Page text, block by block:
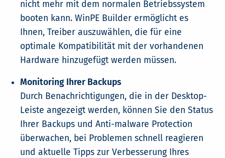
nicht mehr mit dem normalen Betriebssystem
booten kann. WinPE Builder ermöglicht es
Ihnen, Treiber auszuwählen, die für eine
optimale Kompatibilität mit der vorhandenen
Hardware hinzugefügt werden müssen.
Monitoring Ihrer Backups
Durch Benachrichtigungen, die in der Desktop-
Leiste angezeigt werden, können Sie den Status
Ihrer Backups und Anti-malware Protection
überwachen, bei Problemen schnell reagieren
und aktuelle Tipps zur Verbesserung Ihres